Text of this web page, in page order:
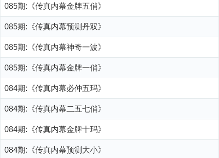
085期:《传真内幕金牌五俏》
085期:《传真内幕预测丹双》
085期:《传真内幕神奇一波》
085期:《传真内幕金牌一俏》
084期:《传真内幕必仲五玛》
084期:《传真内幕二五七俏》
084期:《传真内幕金牌十玛》
084期:《传真内幕预测大小》